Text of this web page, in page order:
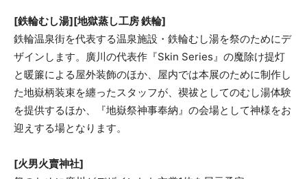
[鉄輪むし湯][地獄蒸し工房 鉄輪]
鉄輪温泉街を代表する温泉施設・鉄輪むし湯を祭のためにデ
ザインします。廣川の代表作『Skin Series』の魔除け提灯
と暖簾による屋外装飾のほか、屋内では本展のために制作し
た地嶽柄装束を纏ったスタッフが、禊祓としてのむし湯体験
を提供するほか、『地嶽祭神事奉納』の会場として神様をお
迎えする場となります。
[火男火賣神社]